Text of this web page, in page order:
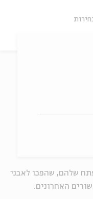
שלהם, שהפכו לאבני
האחרונים.